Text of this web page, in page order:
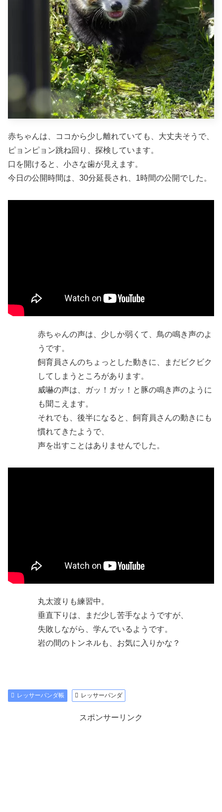
赤ちゃんは、ココから少し離れていても、大丈夫そうで、
ピョンピョン跳ね回り、探検しています。
口を開けると、小さな歯が見えます。
今日の公開時間は、30分延長され、1時間の公開でした。
赤ちゃんの声は、少しか弱くて、鳥の鳴き声のよ
うです。
飼育員さんのちょっとした動きに、まだビクビク
してしまうところがあります。
威嚇の声は、ガッ！ガッ！と豚の鳴き声のように
も聞こえます。
それでも、後半になると、飼育員さんの動きにも
慣れてきたようで、
声を出すことはありませんでした。
丸太渡りも練習中。
垂直下りは、まだ少し苦手なようですが、
失敗しながら、学んでいるようです。
岩の間のトンネルも、お気に入りかな？
レッサーパンダ帳 レッサーパンダ
スポンサーリンク